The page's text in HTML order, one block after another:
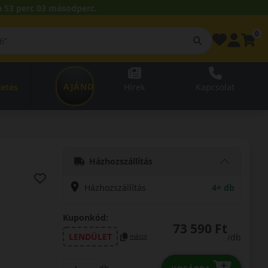
53 perc 02 másodperc.
AJÁNDÉKUTALVÁNY
Házhozszállítás
Házhozszállítás 4+ db
Kuponkód:
LENDÜLET
másol 73 590 Ft
/db